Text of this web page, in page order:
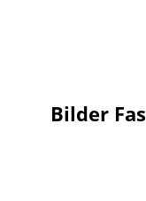
Bilder